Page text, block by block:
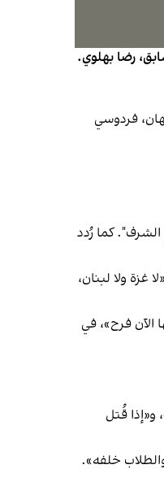
رضا بهلوي.
في أصفهان، فردوسي
كما رُدد
ولا لبنان،
الآن فرح»، في
قُتل
خلفه».